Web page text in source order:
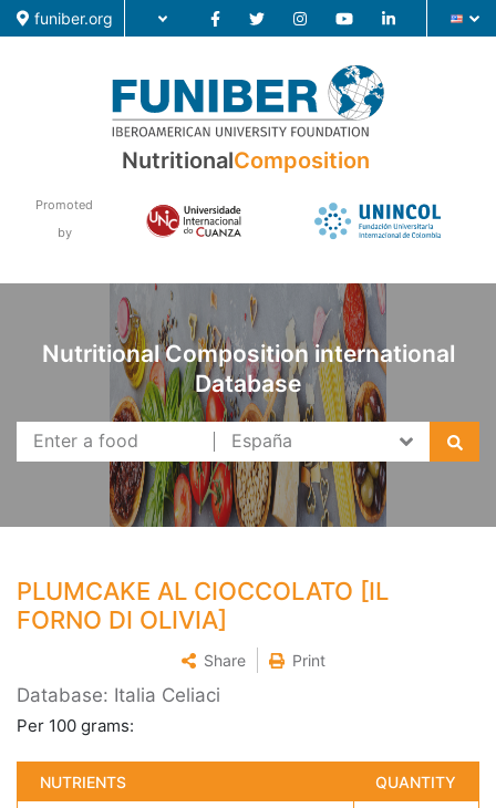
funiber.org
Food Composition
Research
NutritionalComposition
Promoted
by
Nutritional Composition international
Database
PLUMCAKE AL CIOCCOLATO [IL
FORNO DI OLIVIA]
Share Print
Database: Italia Celiaci
Per 100 grams:
NUTRIENTS
QUANTITY